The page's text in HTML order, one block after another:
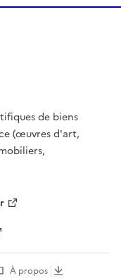
de biens
(œuvres d'art,
À propos